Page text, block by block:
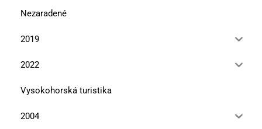
Nezaradené
2019
2022
Vysokohorská turistika
2004